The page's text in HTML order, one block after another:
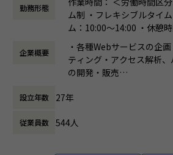
発・ECコンサルティングソリューション
プリ開発など、プロジェクト特性に応じ
とが可能なため、顧客ミッションを理解
持ってプロジェクトを推進できることが
■当社について：
ィ・コスト最適化に強いECソリューショ
のビジネスモデルやビジネスプロセスの
勤務形態
ム制 ・フレキシブルタイ
ム：10:00～14:00 ・休憩
外労働有無：有 ＜標準労働時間帯＞ ・10:00
～19:00
働き方：
フレックス制（
時間外労働の有無： 有（月
休憩時間： 60分
企業概要
・各種Webサービスの企
ティング・アクセス解析
の開発・販売
ンフラ構築・保守・監視
設立年数 27年
従業員数 544人